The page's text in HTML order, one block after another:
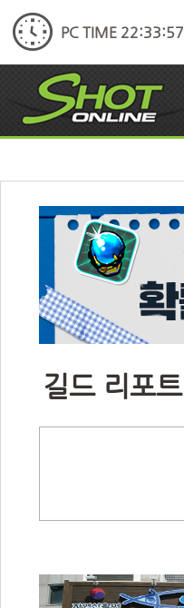
PC TIME 22:33:57
길드 리포트